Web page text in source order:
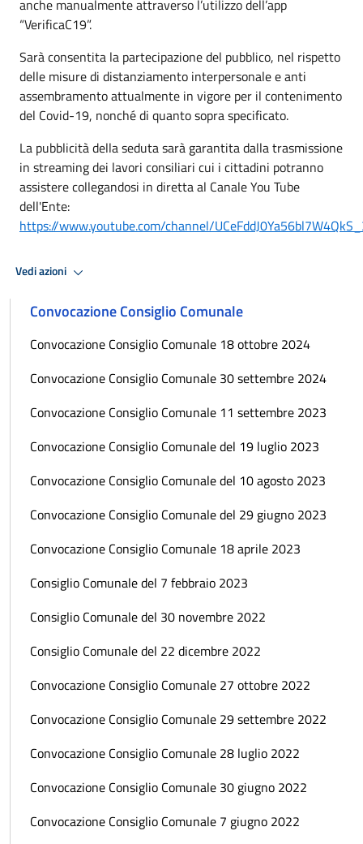
anche manualmente attraverso l’utilizzo dell’app
“VerificaC19”.
Sarà consentita la partecipazione del pubblico, nel rispetto
delle misure di distanziamento interpersonale e anti
assembramento attualmente in vigore per il contenimento
del Covid-19, nonché di quanto sopra specificato.
La pubblicità della seduta sarà garantita dalla trasmissione
in streaming dei lavori consiliari cui i cittadini potranno
assistere collegandosi in diretta al Canale You Tube
dell'Ente:
https://www.youtube.com/channel/
Vedi azioni
Convocazione Consiglio Comunale
Convocazione Consiglio Comunale 18 ottobre 2024
Convocazione Consiglio Comunale 30 settembre 2024
Convocazione Consiglio Comunale 11 settembre 2023
Convocazione Consiglio Comunale del 19 luglio 2023
Convocazione Consiglio Comunale del 10 agosto 2023
Convocazione Consiglio Comunale del 29 giugno 2023
Convocazione Consiglio Comunale 18 aprile 2023
Consiglio Comunale del 7 febbraio 2023
Consiglio Comunale del 30 novembre 2022
Consiglio Comunale del 22 dicembre 2022
Convocazione Consiglio Comunale 27 ottobre 2022
Convocazione Consiglio Comunale 29 settembre 2022
Convocazione Consiglio Comunale 28 luglio 2022
Convocazione Consiglio Comunale 30 giugno 2022
Convocazione Consiglio Comunale 7 giugno 2022